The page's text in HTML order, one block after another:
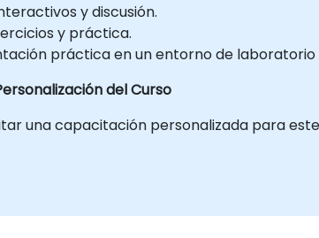
y discusión.
y práctica.
práctica en un entorno de laboratorio
del Curso
una capacitación personalizada para